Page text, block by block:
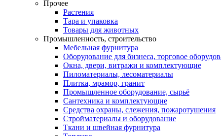
Прочее
Растения
Тара и упаковка
Товары для животных
Промышленность, строительство
Мебельная фурнитура
Оборудование для бизнеса, торговое
Окна, двери, витражи и комплектующие
Пиломатериалы, лесоматериалы
Плитка, мрамор, гранит
Промышленное оборудование, сырьё
Сантехника и комплектующие
Средства охраны, слежения, пожаротушения
Стройматериалы и оборудование
Ткани и швейная фурнитура